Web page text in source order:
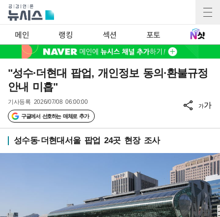
메인 랭킹 섹션 포토
"성수·더현대 팝업, 개인정보 동의·환불규정
안내 미흡"
기사등록 2026/07/08 06:00:00
구글에서 선호하는 매체로 추가
가가
성수동·더현대서울 팝업 24곳 현장 조사